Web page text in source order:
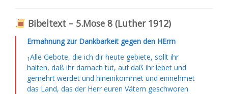
Bibeltext – 5.Mose 8 (Luther 1912)
Ermahnung zur Dankbarkeit gegen den HErrn
1Alle Gebote, die ich dir heute gebiete, sollt ihr
halten, daß ihr darnach tut, auf daß ihr lebet und
gemehrt werdet und hineinkommet und einnehmet
das Land, das der Herr euren Vätern geschworen